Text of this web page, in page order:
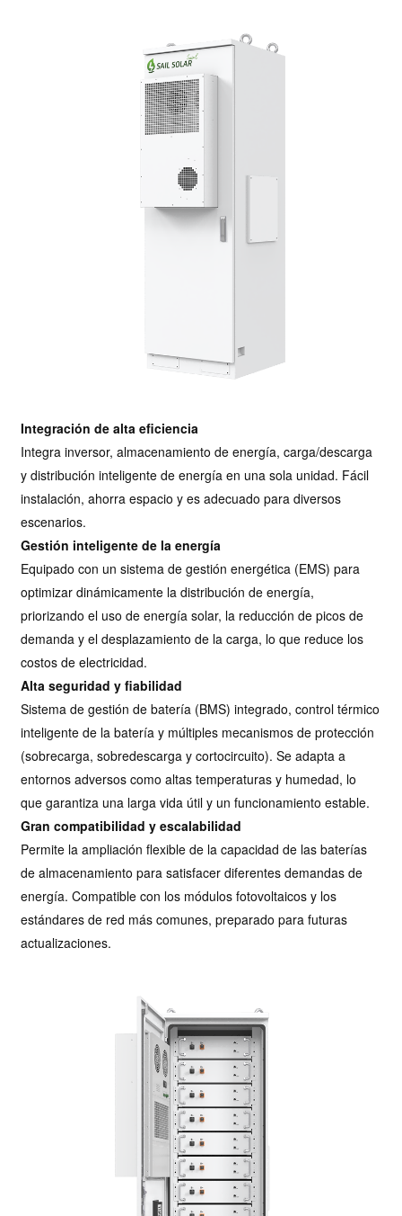
Integración de alta eficiencia
Integra inversor, almacenamiento de energía, carga/descarga
y distribución inteligente de energía en una sola unidad. Fácil
instalación, ahorra espacio y es adecuado para diversos
escenarios.
Gestión inteligente de la energía
Equipado con un sistema de gestión energética (EMS) para
optimizar dinámicamente la distribución de energía,
priorizando el uso de energía solar, la reducción de picos de
demanda y el desplazamiento de la carga, lo que reduce los
costos de electricidad.
Alta seguridad y fiabilidad
Sistema de gestión de batería (BMS) integrado, control térmico
inteligente de la batería y múltiples mecanismos de protección
(sobrecarga, sobredescarga y cortocircuito). Se adapta a
entornos adversos como altas temperaturas y humedad, lo
que garantiza una larga vida útil y un funcionamiento estable.
Gran compatibilidad y escalabilidad
Permite la ampliación flexible de la capacidad de las baterías
de almacenamiento para satisfacer diferentes demandas de
energía. Compatible con los módulos fotovoltaicos y los
estándares de red más comunes, preparado para futuras
actualizaciones.